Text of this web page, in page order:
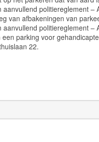
aanvullend politiereglement
van afbakeningen van
aanvullend politiereglement
parking voor
22.